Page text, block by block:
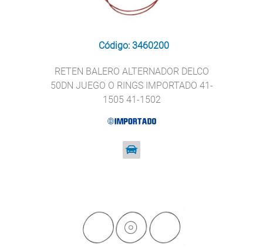
Código: 3460200
RETEN BALERO ALTERNADOR DELCO
50DN JUEGO O RINGS IMPORTADO 41-
1505 41-1502